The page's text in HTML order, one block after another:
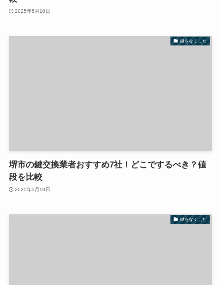
2025年5月10日
鍵をなくした
堺市の鍵交換業者おすすめ7社！どこでするべき？値
段を比較
2025年5月10日
鍵をなくした